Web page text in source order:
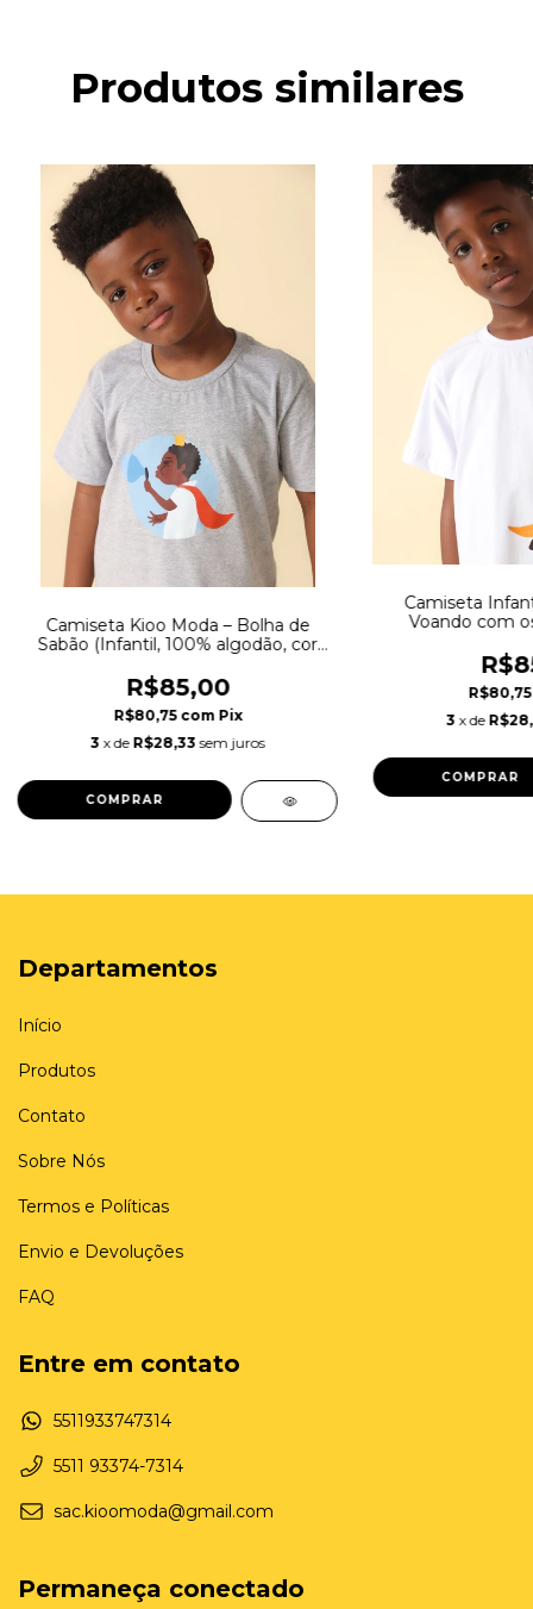
Produtos similares
Camiseta Kioo Moda – Bolha de
Sabão (Infantil, 100% algodão, cor
R$85,00
R$80,75 com Pix
3 x de R$28,33 sem juros
COMPRAR
Camiseta
Voando com
3 x de
COMPRAR
Departamentos
Início
Produtos
Contato
Sobre Nós
Termos e Políticas
Envio e Devoluções
FAQ
Entre em contato
5511933747314
5511 93374-7314
sac.kioomoda@gmail.com
Permaneça conectado